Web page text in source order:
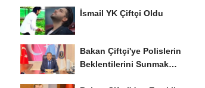
İsmail YK Çiftçi Oldu
Bakan Çiftçi'ye Polislerin
Beklentilerini Sunmak